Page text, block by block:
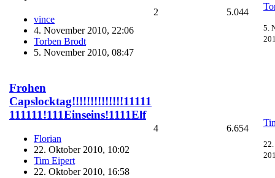
vince
4. November 2010, 22:06
Torben Brodt
5. November 2010, 08:47
2 5.044
5.
Frohen
Capslocktag!!!!!!!!!!!!!!11111​
111111!111Einseins!1111Elf
Florian
22. Oktober 2010, 10:02
Tim Eipert
22. Oktober 2010, 16:58
4 6.654